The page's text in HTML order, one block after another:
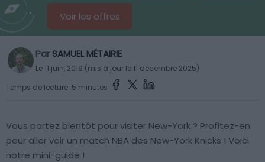
Voir les offres
Par SAMUEL MÉTAIRIE
Le 11 juin, 2019 (mis à jour le 11 décembre 2025)
Temps de lecture: 5 minutes
Vous partez bientôt pour visiter New-York ? Profitez-en
pour aller voir un match NBA des New-York Knicks ! Voici
notre mini-guide !